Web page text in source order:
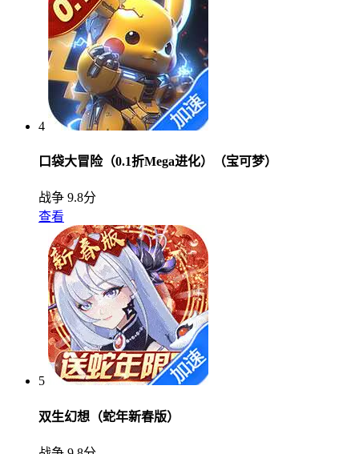
4
口袋大冒险（0.1折Mega进化）（宝可梦）
战争 9.8分
查看
5
双生幻想（蛇年新春版）